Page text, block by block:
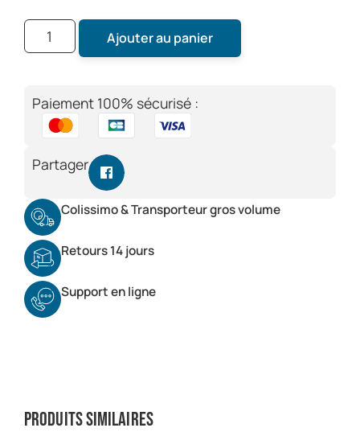
Ajouter au panier
Paiement 100% sécurisé :
Partager
Colissimo & Transporteur gros volume
Retours 14 jours
Support en ligne
Produits similaires